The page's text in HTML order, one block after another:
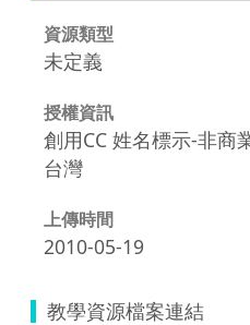
資源類型
未定義
授權資訊
創用CC 姓名標示-非商
台灣
上傳時間
2010-05-19
教學資源檔案連結